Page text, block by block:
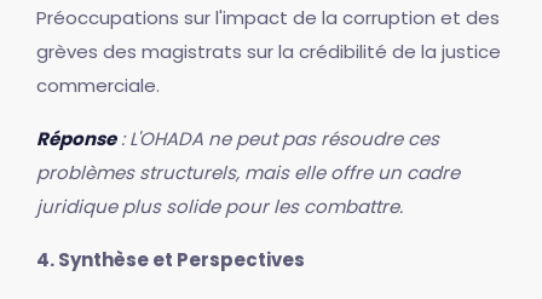
Préoccupations sur l'impact de la corruption et des
grèves des magistrats sur la crédibilité de la justice
commerciale.
Réponse: L'OHADA ne peut pas résoudre ces
problèmes structurels, mais elle offre un cadre
juridique plus solide pour les combattre.
4. Synthèse et Perspectives